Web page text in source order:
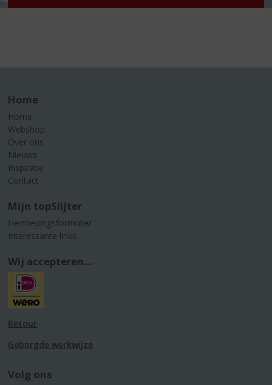
Home
Home
Webshop
Over ons
Nieuws
Inspiratie
Contact
Mijn topSlijter
Herroepingsformulier
Interessante links
Wij accepteren...
Retour
Geborgde werkwijze
Volg ons